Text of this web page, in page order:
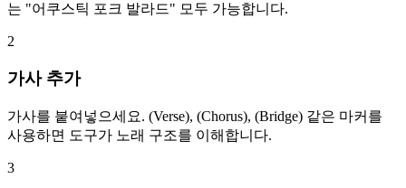
는 "어쿠스틱 포크 발라드" 모두 가능합니다.
2
가사 추가
가사를 붙여넣으세요. (Verse), (Chorus), (Bridge) 같은 마커를
사용하면 도구가 노래 구조를 이해합니다.
3